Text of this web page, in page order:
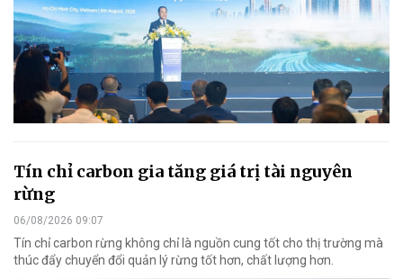
Tín chỉ carbon gia tăng giá trị tài nguyên
rừng
06/08/2026 09:07
Tín chỉ carbon rừng không chỉ là nguồn cung tốt cho thị trường mà
thúc đẩy chuyển đổi quản lý rừng tốt hơn, chất lượng hơn.